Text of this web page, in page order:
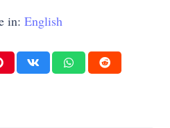
in:English